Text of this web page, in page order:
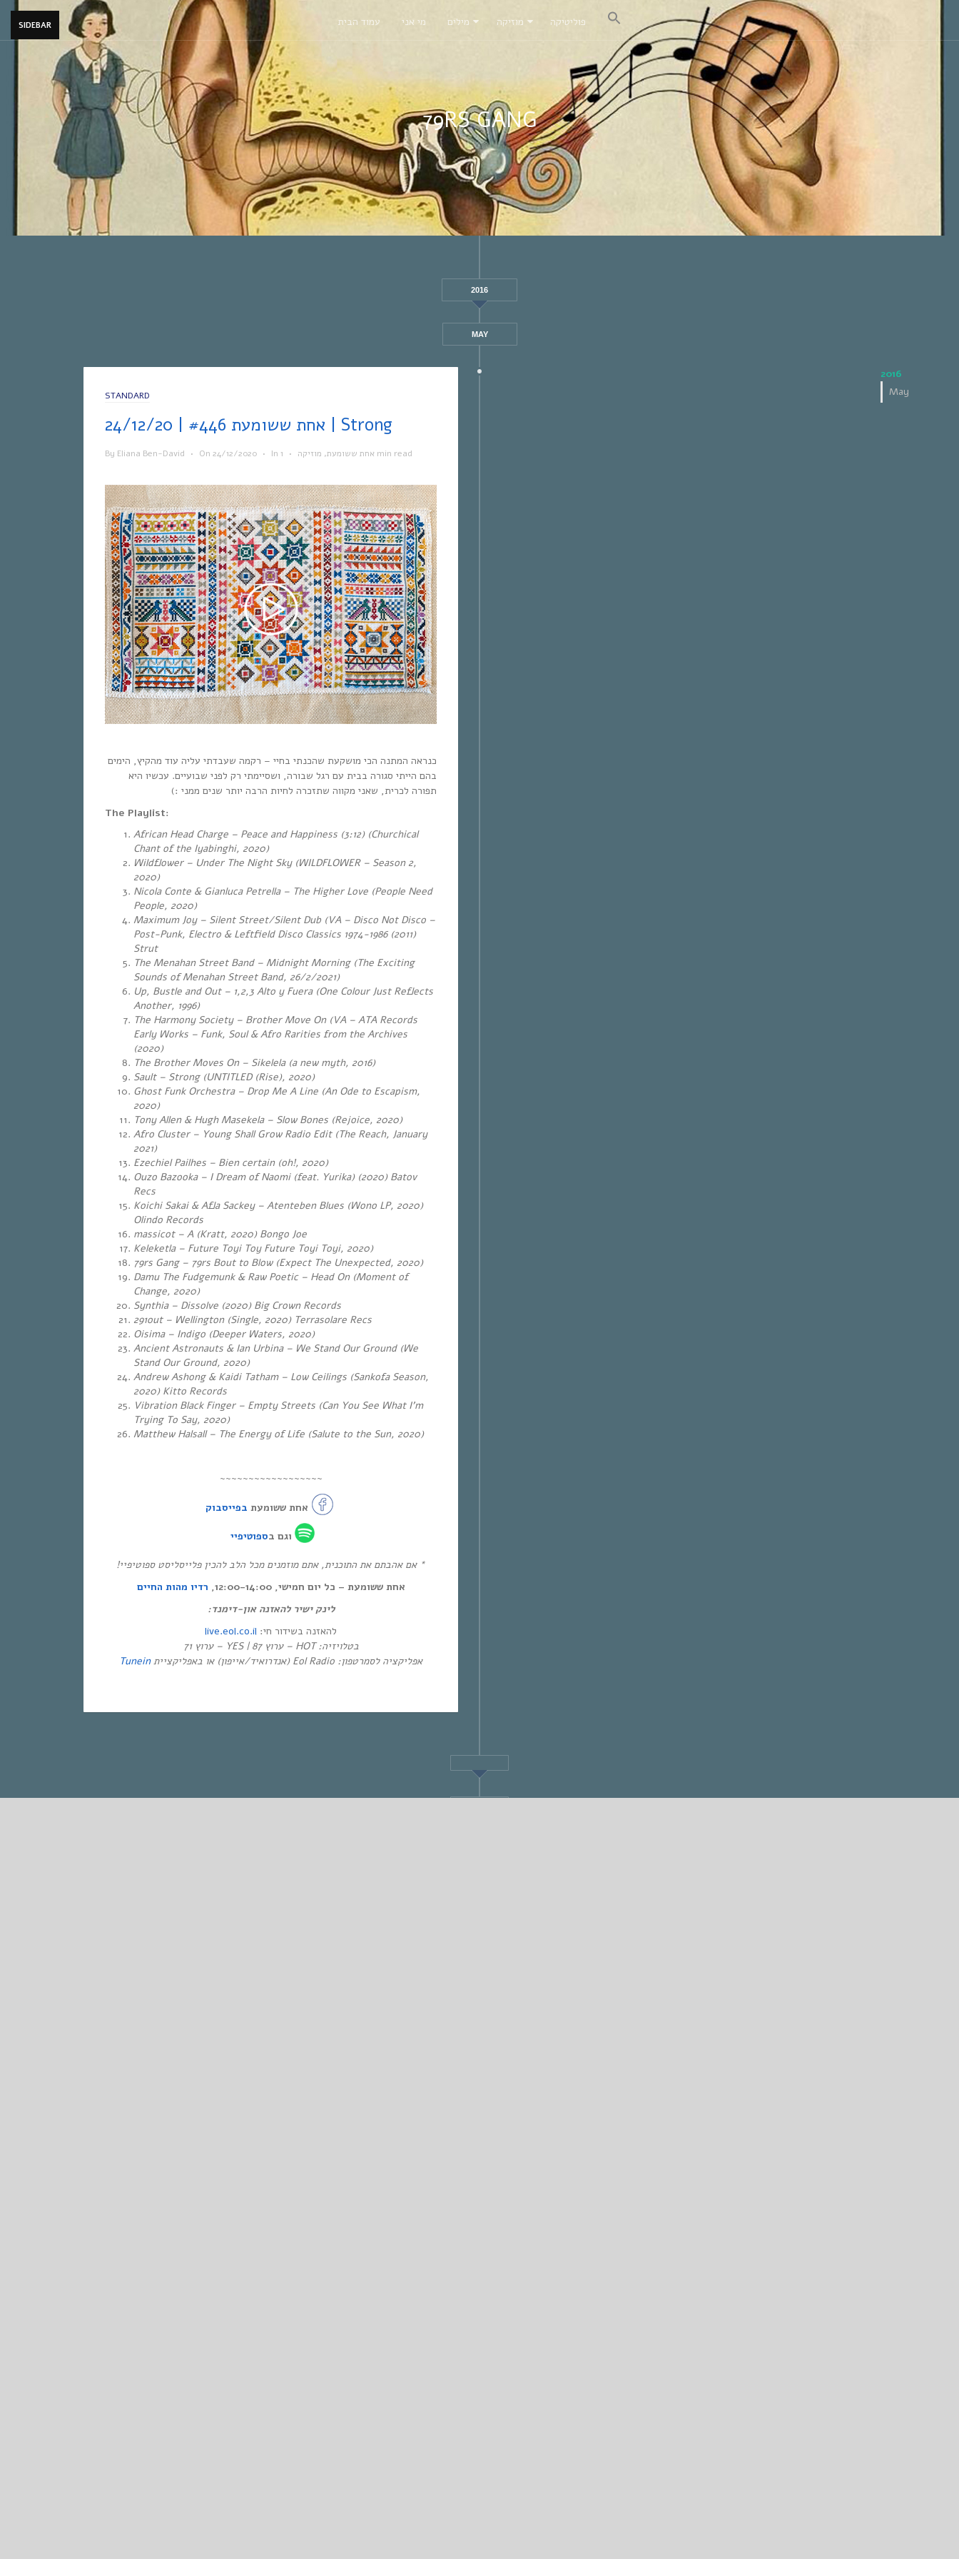
SIDEBAR עמוד הבית מי אני מילים מוזיקה פוליטיקה
79RS GANG
2016
MAY
2016
May
STANDARD
אחת ששומעת #446 | 24/12/20 | Strong
By Eliana Ben-David • On 24/12/2020 • In אחת ששומעת, מוזיקה • 1 min read
כנראה המתנה הכי מושקעת שהכנתי בחיי – רקמה שעבדתי עליה עוד מהקיץ, הימים
בהם הייתי סגורה בבית עם רגל שבורה, ושסיימתי רק לפני שבועיים. עכשיו היא
תפורה לכרית, שאני מקווה שתזכרה לחיות הרבה יותר שנים ממני :)
The Playlist:
African Head Charge – Peace and Happiness (3:12) (Churchical
Chant of the Iyabinghi, 2020)
Wildflower – Under The Night Sky (WILDFLOWER – Season 2,
2020)
Nicola Conte & Gianluca Petrella – The Higher Love (People Need
People, 2020)
Maximum Joy – Silent Street/Silent Dub (VA – Disco Not Disco –
Post-Punk, Electro & Leftfield Disco Classics 1974-1986 (2011)
Strut
The Menahan Street Band – Midnight Morning (The Exciting
Sounds of Menahan Street Band, 26/2/2021)
Up, Bustle and Out – 1,2,3 Alto y Fuera (One Colour Just Reflects
Another, 1996)
The Harmony Society – Brother Move On (VA – ATA Records
Early Works – Funk, Soul & Afro Rarities from the Archives
(2020)
The Brother Moves On – Sikelela (a new myth, 2016)
Sault – Strong (UNTITLED (Rise), 2020)
Ghost Funk Orchestra – Drop Me A Line (An Ode to Escapism,
2020)
Tony Allen & Hugh Masekela – Slow Bones (Rejoice, 2020)
Afro Cluster – Young Shall Grow Radio Edit (The Reach, January
2021)
Ezechiel Pailhes – Bien certain (oh!, 2020)
Ouzo Bazooka – I Dream of Naomi (feat. Yurika) (2020) Batov
Recs
Koichi Sakai & Afla Sackey – Atenteben Blues (Wono LP, 2020)
Olindo Records
massicot – A (Kratt, 2020) Bongo Joe
Keleketla – Future Toyi Toy Future Toyi Toyi, 2020)
79rs Gang – 79rs Bout to Blow (Expect The Unexpected, 2020)
Damu The Fudgemunk & Raw Poetic – Head On (Moment of
Change, 2020)
Synthia – Dissolve (2020) Big Crown Records
291out – Wellington (Single, 2020) Terrasolare Recs
Oisima – Indigo (Deeper Waters, 2020)
Ancient Astronauts & Ian Urbina – We Stand Our Ground (We
Stand Our Ground, 2020)
Andrew Ashong & Kaidi Tatham – Low Ceilings (Sankofa Season,
2020) Kitto Records
Vibration Black Finger – Empty Streets (Can You See What I’m
Trying To Say, 2020)
Matthew Halsall – The Energy of Life (Salute to the Sun, 2020)
~~~~~~~~~~~~~~~~~~
אחת ששומעת בפייסבוק
וגם בספוטיפיי
* אם אהבתם את התוכנית, אתם מוזמנים מכל הלב להכין פלייסליסט ספוטיפיי!
אחת ששומעת – כל יום חמישי, 12:00-14:00,
רדיו מהות החיים
לינק ישיר להאזנה און-דימנד:
להאזנה בשידור חי: live.eol.co.il
בטלויזיה: HOT – ערוץ 87 | YES – ערוץ 71
אפליקציה לסמרטפון: Eol Radio (אנדרואיד/אייפון) או באפליקציית
Tunein